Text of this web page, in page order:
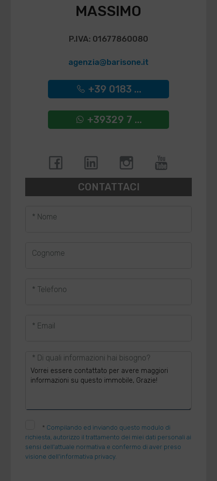
MASSIMO
P.IVA: 01677860080
agenzia@barisone.it
+39 0183 ...
+39329 7 ...
CONTATTACI
* Nome
Cognome
* Telefono
* Email
* Di quali informazioni hai bisogno?
* Compilando ed inviando questo modulo di
richiesta, autorizzo il trattamento dei miei dati personali ai
sensi dell'attuale normativa e confermo di aver preso
visione dell'informativa privacy.